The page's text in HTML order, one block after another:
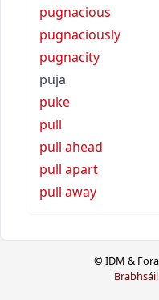
pugnacious
pugnaciously
pugnacity
puja
puke
pull
pull ahead
pull apart
pull away
© IDM &
Brabhsáil